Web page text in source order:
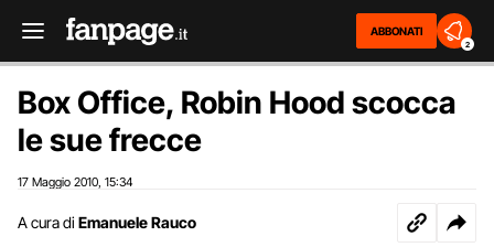
ABBONATI
2
Box Office, Robin Hood scocca
le sue frecce
17 Maggio 2010 15:34
A cura di Emanuele Rauco